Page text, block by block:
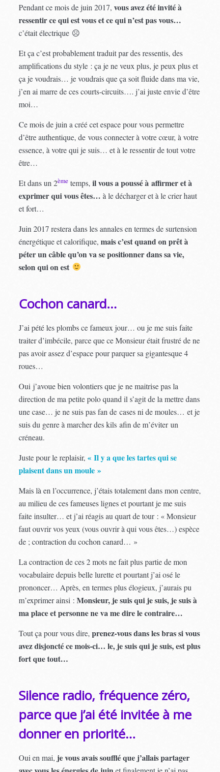
Pendant ce mois de juin 2017,vous avez été invité à
ressentir ce qui est vous et ce qui n’est pas vous…
c’était électrique ☹
Et ça c’est probablement traduit par des ressentis, des
amplifications du style : ça je ne veux plus, je peux plus et
ça je voudrais… je voudrais que ça soit fluide dans ma vie,
j’en ai marre de ces courts-circuits…. j’ai juste envie d’être
moi…
Ce mois de juin a créé cet espace pour vous permettre
d’être authentique, de vous connecter à votre cœur, à votre
essence, à votre qui je suis… et à le ressentir de tout votre
être…
Et dans un 2ème temps, il vous a poussé à affirmer et à
exprimer qui vous êtes… à le décharger et à le crier haut
et fort…
Juin 2017 restera dans les annales en termes de surtension
énergétique et calorifique,mais c’est quand on prêt à
péter un câble qu’on va se positionner dans sa vie,
selon qui on est
Cochon canard…
J’ai pété les plombs ce fameux jour… ou je me suis faite
traiter d’imbécile, parce que ce Monsieur était frustré de ne
pas avoir assez d’espace pour parquer sa gigantesque 4
roues…
Oui j’avoue bien volontiers que je ne maitrise pas la
direction de ma petite polo quand il s’agit de la mettre dans
une case… je ne suis pas fan de cases ni de moules… et je
suis du genre à marcher des kils afin de m’éviter un
créneau.
Juste pour le replaisir,« Il y a que les tartes qui se
plaisent dans un moule »
Mais là en l’occurrence, j’étais totalement dans mon centre,
au milieu de ces fameuses lignes et pourtant je me suis
faite insulter… et j’ai réagis au quart de tour : « Monsieur
faut ouvrir vos yeux (vous ouvrir à qui vous êtes…) espèce
de ; contraction du cochon canard… »
La contraction de ces 2 mots ne fait plus partie de mon
vocabulaire depuis belle lurette et pourtant j’ai osé le
prononcer… Après, en termes plus élogieux, j’aurais pu
m’exprimer ainsi :Monsieur, je suis qui je suis, je suis à
ma place et personne ne va me dire le contraire…
Tout ça pour vous dire,prenez-vous dans les bras si vous
avez disjoncté ce mois-ci… le, je suis qui je suis, est plus
fort que tout…
Silence radio, fréquence zéro,
parce que j’ai été invitée à me
donner en priorité…
Oui en mai, je vous avais soufflé que j’allais partager